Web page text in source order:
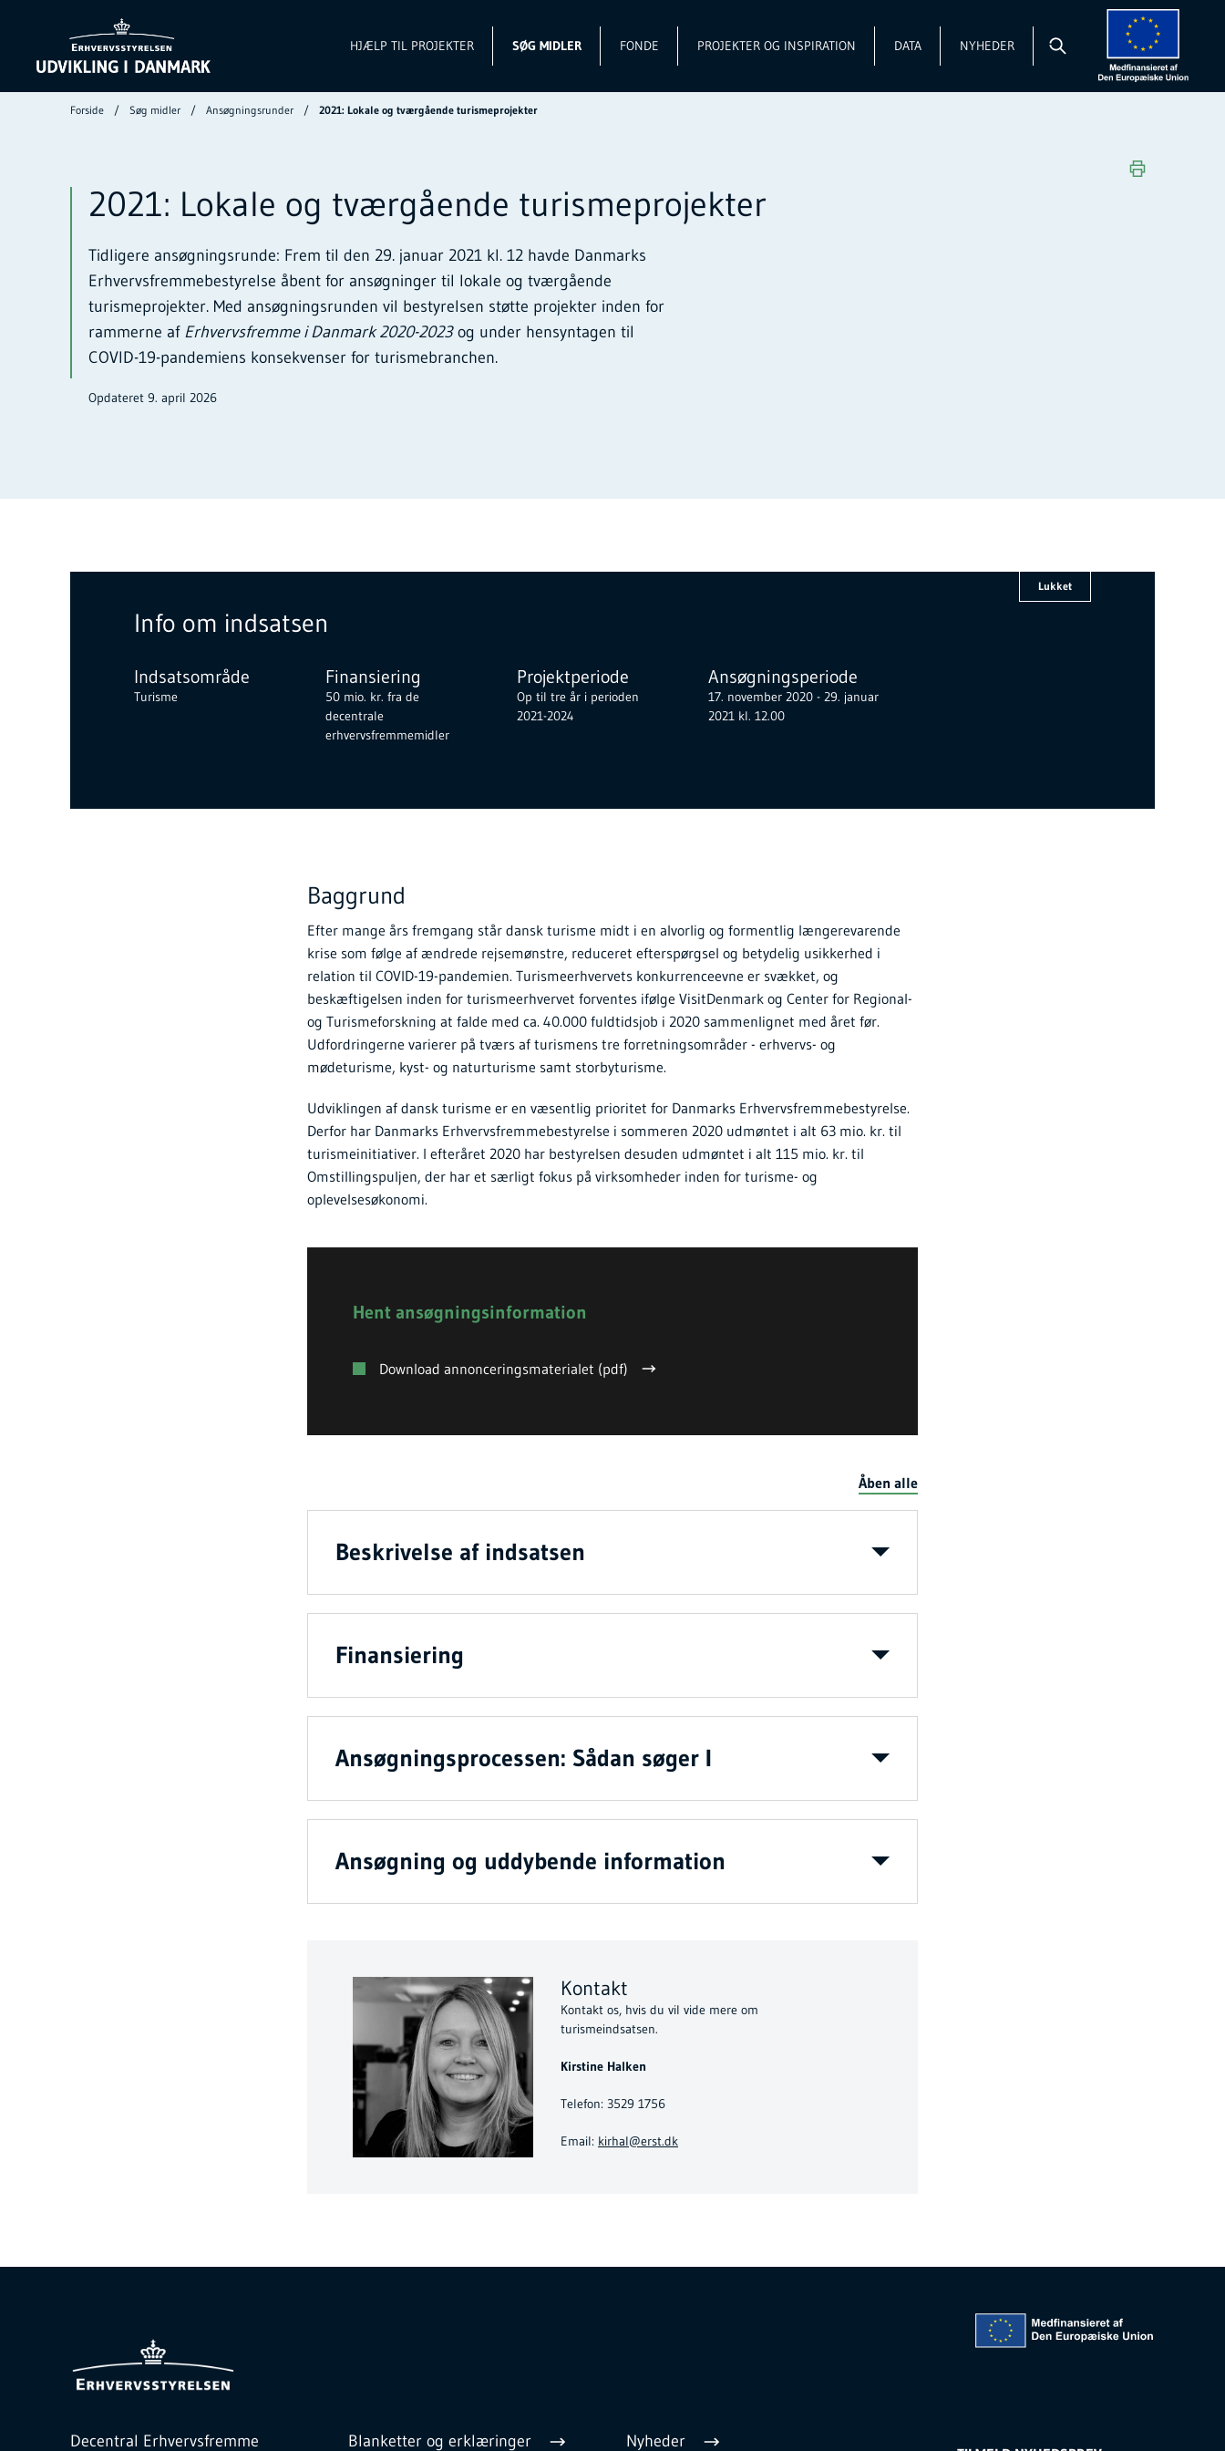
HJÆLP TIL PROJEKTER SØG MIDLER FONDE PROJEKTER OG INSPIRATION DATA NYHEDER
Forside Søg midler Ansøgningsrunder 2021: Lokale og tværgående turismeprojekter
2021: Lokale og tværgående turismeprojekter
Tidligere ansøgningsrunde: Frem til den 29. januar 2021 kl. 12 havde Danmarks
Erhvervsfremmebestyrelse åbent for ansøgninger til lokale og tværgående
turismeprojekter. Med ansøgningsrunden vil bestyrelsen støtte projekter inden for
rammerne af Erhvervsfremme i Danmark 2020-2023og under hensyntagen til
COVID-19-pandemiens konsekvenser for turismebranchen.
Opdateret 9. april 2026
Lukket
Info om indsatsen
Indsatsområde
Turisme
Finansiering
50 mio. kr. fra de
decentrale
erhvervsfremmemidler
Projektperiode
Op til tre år i perioden
2021-2024
Ansøgningsperiode
17. november 2020 - 29. januar
2021 kl. 12.00
Baggrund
Efter mange års fremgang står dansk turisme midt i en alvorlig og formentlig længerevarende
krise som følge af ændrede rejsemønstre, reduceret efterspørgsel og betydelig usikkerhed i
relation til COVID-19-pandemien. Turismeerhvervets konkurrenceevne er svækket, og
beskæftigelsen inden for turismeerhvervet forventes ifølge VisitDenmark og Center for Regional-
og Turismeforskning at falde med ca. 40.000 fuldtidsjob i 2020 sammenlignet med året før.
Udfordringerne varierer på tværs af turismens tre forretningsområder - erhvervs- og
mødeturisme, kyst- og naturturisme samt storbyturisme.
Udviklingen af dansk turisme er en væsentlig prioritet for Danmarks Erhvervsfremmebestyrelse.
Derfor har Danmarks Erhvervsfremmebestyrelse i sommeren 2020 udmøntet i alt 63 mio. kr. til
turismeinitiativer. I efteråret 2020 har bestyrelsen desuden udmøntet i alt 115 mio. kr. til
Omstillingspuljen, der har et særligt fokus på virksomheder inden for turisme- og
oplevelsesøkonomi.
Hent ansøgningsinformation
Download annonceringsmaterialet (pdf)
Åben alle
Beskrivelse af indsatsen
Finansiering
Ansøgningsprocessen: Sådan søger I
Ansøgning og uddybende information
Kontakt
Kontakt os, hvis du vil vide mere om
turismeindsatsen.
Kirstine Halken
Telefon: 3529 1756
Email: kirhal@erst.dk
Decentral Erhvervsfremme Blanketter og erklæringer Nyheder